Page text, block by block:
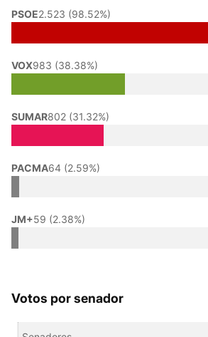
PSOE2.523 (98.52%)
VOX983 (38.38%)
SUMAR802 (31.32%)
PACMA64 (2.59%)
JM+59 (2.38%)
Votos por senador